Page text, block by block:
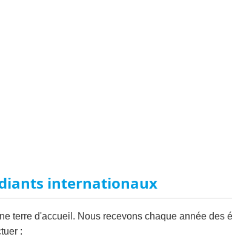
internationaux
terre d'accueil. Nous recevons chaque année des
: